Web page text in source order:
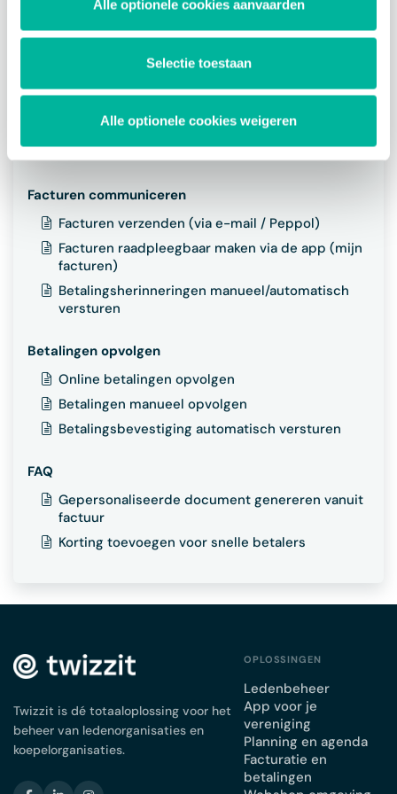
Alle optionele cookies aanvaarden
Selectie toestaan
Alle optionele cookies weigeren
Overzicht facturen
Factuur statistieken
Factuur details en (bulk) acties
Crediteren en debiteren
Facturen exporteren
Facturen communiceren
Facturen verzenden (via e-mail / Peppol)
Facturen raadpleegbaar maken via de app (mijn
facturen)
Betalingsherinneringen manueel/automatisch
versturen
Betalingen opvolgen
Online betalingen opvolgen
Betalingen manueel opvolgen
Betalingsbevestiging automatisch versturen
FAQ
Gepersonaliseerde document genereren vanuit
factuur
Korting toevoegen voor snelle betalers
Twizzit is dé totaaloplossing voor het
beheer van ledenorganisaties en
koepelorganisaties.
OPLOSSINGEN
Ledenbeheer
App voor je
vereniging
Planning en agenda
Facturatie en
betalingen